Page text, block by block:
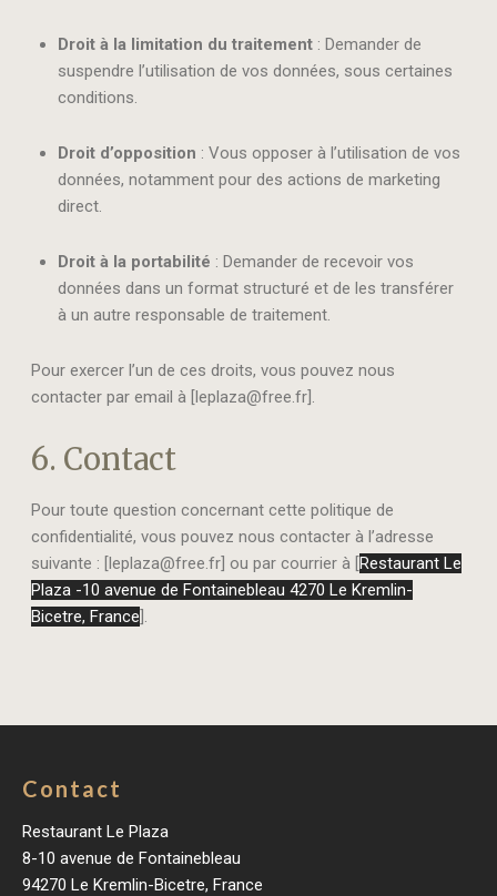
Droit à la limitation du traitement: Demander de
suspendre l’utilisation de vos données, sous certaines
conditions.
Droit d’opposition : Vous opposer à l’utilisation de vos
données, notamment pour des actions de marketing
direct.
Droit à la portabilité : Demander de recevoir vos
données dans un format structuré et de les transférer
à un autre responsable de traitement.
Pour exercer l’un de ces droits, vous pouvez nous
contacter par email à [leplaza@free.fr].
6. Contact
Pour toute question concernant cette politique de
confidentialité, vous pouvez nous contacter à l’adresse
suivante : [leplaza@free.fr] ou par courrier à [Restaurant Le
Plaza -10 avenue de Fontainebleau 4270 Le Kremlin-
Bicetre, France].
Contact
Restaurant Le Plaza
8-10 avenue de Fontainebleau
94270 Le Kremlin-Bicetre, France